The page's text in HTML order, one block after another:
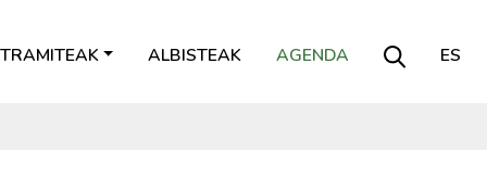
TRAMITEAK ALBISTEAK AGENDA ES